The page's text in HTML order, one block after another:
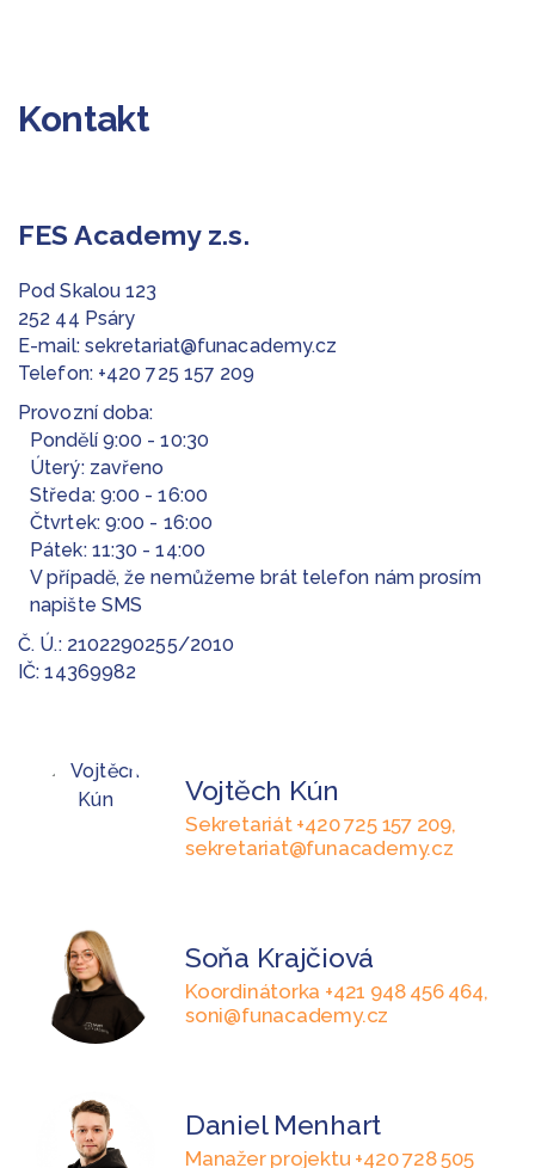
Kontakt
FES Academy z.s.
Pod Skalou 123
252 44 Psáry
E-mail: sekretariat@funacademy.cz
Telefon: +420 725 157 209
Provozní doba:
Pondělí 9:00 - 10:30
Úterý: zavřeno
Středa: 9:00 - 16:00
Čtvrtek: 9:00 - 16:00
Pátek: 11:30 - 14:00
V případě, že nemůžeme brát telefon nám prosím
napište SMS
Č. Ú.: 2102290255/2010
IČ: 14369982
Vojtěch Kún
Sekretariát +420 725 157 209,
sekretariat@funacademy.cz
Soňa Krajčiová
Koordinátorka +421 948 456 464,
soni@funacademy.cz
Daniel Menhart
Manažer projektu +420 728 505